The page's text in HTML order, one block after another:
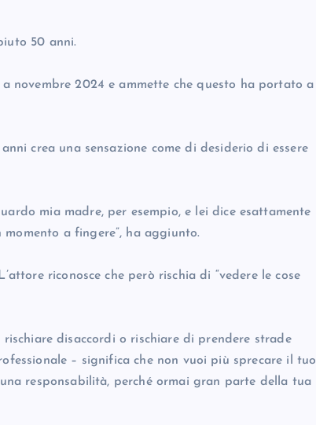
50 anni.
2024 e ammette che questo ha portato a
crea una sensazione come di desiderio di essere
mia madre, per esempio, e lei dice esattamente
a fingere”, ha aggiunto.
riconosce che però rischia di “vedere le cose
disaccordi o rischiare di prendere strade
– significa che non vuoi più sprecare il tuo
responsabilità, perché ormai gran parte della tua